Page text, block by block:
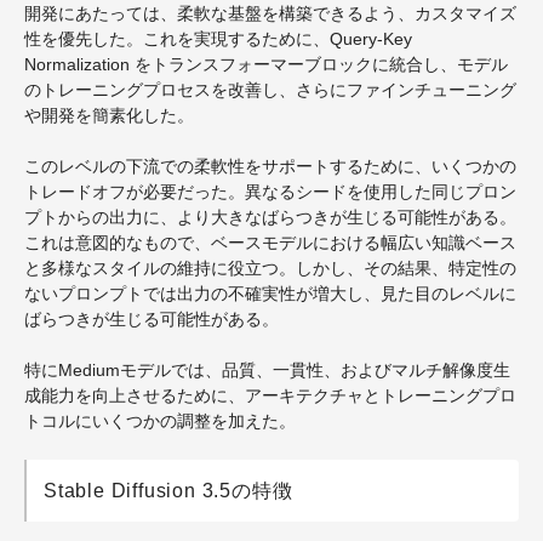
開発にあたっては、柔軟な基盤を構築できるよう、カスタマイズ
性を優先した。これを実現するために、Query-Key
Normalization をトランスフォーマーブロックに統合し、モデル
のトレーニングプロセスを改善し、さらにファインチューニング
や開発を簡素化した。
このレベルの下流での柔軟性をサポートするために、いくつかの
トレードオフが必要だった。異なるシードを使用した同じプロン
プトからの出力に、より大きなばらつきが生じる可能性がある。
これは意図的なもので、ベースモデルにおける幅広い知識ベース
と多様なスタイルの維持に役立つ。しかし、その結果、特定性の
ないプロンプトでは出力の不確実性が増大し、見た目のレベルに
ばらつきが生じる可能性がある。
特にMediumモデルでは、品質、一貫性、およびマルチ解像度生
成能力を向上させるために、アーキテクチャとトレーニングプロ
トコルにいくつかの調整を加えた。
Stable Diffusion 3.5の特徴